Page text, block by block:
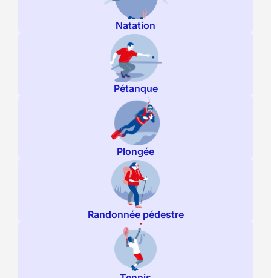
Natation
Pétanque
Plongée
Randonnée pédestre